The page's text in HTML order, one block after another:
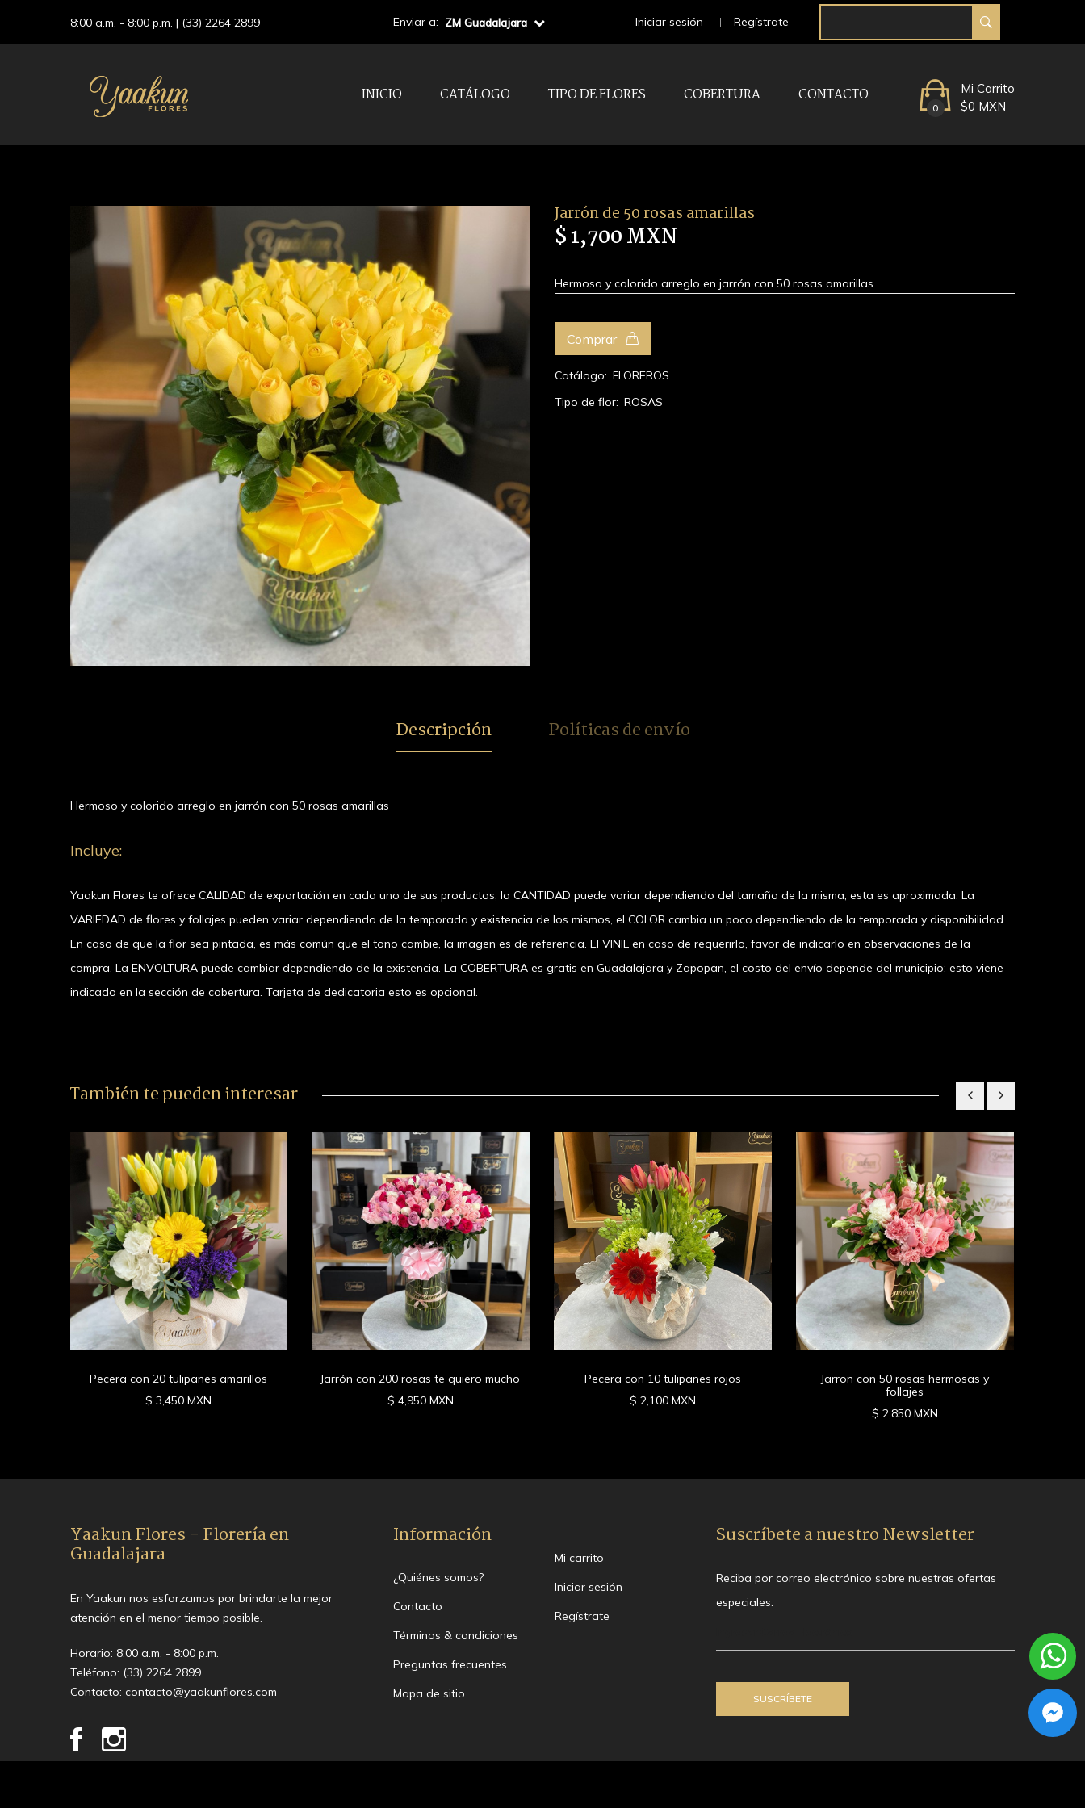
8:00 a.m. - 8:00 p.m. | (33) 2264 2899 Enviar a: ZM Guadalajara Iniciar sesión Regístrate
INICIO CATÁLOGO TIPO DE FLORES COBERTURA CONTACTO
0
Mi Carrito
$0 MXN
Jarrón de 50 rosas amarillas
$ 1,700 MXN
Hermoso y colorido arreglo en jarrón con 50 rosas amarillas
Comprar
Catálogo: FLOREROS
Tipo de flor: ROSAS
Descripción Políticas de envío
Hermoso y colorido arreglo en jarrón con 50 rosas amarillas
Incluye:
Yaakun Flores te ofrece CALIDAD de exportación en cada uno de sus productos, la CANTIDAD puede variar dependiendo del tamaño de la misma; esta es aproximada. La
VARIEDAD de flores y follajes pueden variar dependiendo de la temporada y existencia de los mismos, el COLOR cambia un poco dependiendo de la temporada y disponibilidad.
En caso de que la flor sea pintada, es más común que el tono cambie, la imagen es de referencia. El VINIL en caso de requerirlo, favor de indicarlo en observaciones de la
compra. La ENVOLTURA puede cambiar dependiendo de la existencia. La COBERTURA es gratis en Guadalajara y Zapopan, el costo del envío depende del municipio; esto viene
indicado en la sección de cobertura. Tarjeta de dedicatoria esto es opcional.
También te pueden interesar
Pecera con 20 tulipanes amarillos
$ 3,450 MXN
Jarrón con 200 rosas te quiero mucho
$ 4,950 MXN
Pecera con 10 tulipanes rojos
$ 2,100 MXN
Jarron con 50 rosas hermosas y
follajes
$ 2,850 MXN
Yaakun Flores - Florería en
Guadalajara
En Yaakun nos esforzamos por brindarte la mejor
atención en el menor tiempo posible.
Horario: 8:00 a.m. - 8:00 p.m.
Teléfono: (33) 2264 2899
Contacto: contacto@yaakunflores.com
Información
¿Quiénes somos?
Contacto
Términos & condiciones
Preguntas frecuentes
Mapa de sitio
Mi carrito
Iniciar sesión
Regístrate
Suscríbete a nuestro Newsletter
Reciba por correo electrónico sobre nuestras ofertas
especiales.